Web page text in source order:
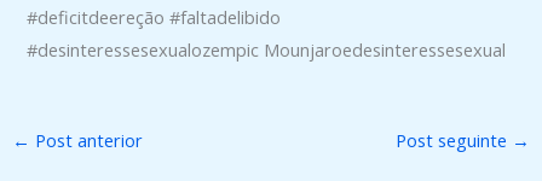
#deficitdeereção #faltadelibido
#desinteressesexualozempic Mounjaroedesinteressesexual
← Post anterior Post seguinte →